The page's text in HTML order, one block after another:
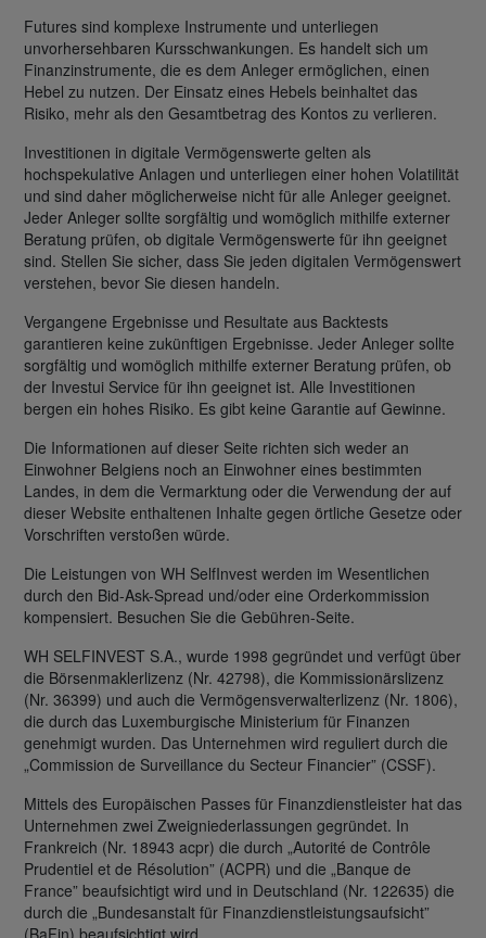
Futures sind komplexe Instrumente und unterliegen
unvorhersehbaren Kursschwankungen. Es handelt sich um
Finanzinstrumente, die es dem Anleger ermöglichen, einen
Hebel zu nutzen. Der Einsatz eines Hebels beinhaltet das
Risiko, mehr als den Gesamtbetrag des Kontos zu verlieren.
Investitionen in digitale Vermögenswerte gelten als
hochspekulative Anlagen und unterliegen einer hohen Volatilität
und sind daher möglicherweise nicht für alle Anleger geeignet.
Jeder Anleger sollte sorgfältig und womöglich mithilfe externer
Beratung prüfen, ob digitale Vermögenswerte für ihn geeignet
sind. Stellen Sie sicher, dass Sie jeden digitalen Vermögenswert
verstehen, bevor Sie diesen handeln.
Vergangene Ergebnisse und Resultate aus Backtests
garantieren keine zukünftigen Ergebnisse. Jeder Anleger sollte
sorgfältig und womöglich mithilfe externer Beratung prüfen, ob
der Investui Service für ihn geeignet ist. Alle Investitionen
bergen ein hohes Risiko. Es gibt keine Garantie auf Gewinne.
Die Informationen auf dieser Seite richten sich weder an
Einwohner Belgiens noch an Einwohner eines bestimmten
Landes, in dem die Vermarktung oder die Verwendung der auf
dieser Website enthaltenen Inhalte gegen örtliche Gesetze oder
Vorschriften verstoßen würde.
Die Leistungen von WH SelfInvest werden im Wesentlichen
durch den Bid-Ask-Spread und/oder eine Orderkommission
kompensiert. Besuchen Sie die Gebühren-Seite.
WH SELFINVEST S.A., wurde 1998 gegründet und verfügt über
die Börsenmaklerlizenz (Nr. 42798), die Kommissionärslizenz
(Nr. 36399) und auch die Vermögensverwalterlizenz (Nr. 1806),
die durch das Luxemburgische Ministerium für Finanzen
genehmigt wurden. Das Unternehmen wird reguliert durch die
„Commission de Surveillance du Secteur Financier” (CSSF).
Mittels des Europäischen Passes für Finanzdienstleister hat das
Unternehmen zwei Zweigniederlassungen gegründet. In
Frankreich (Nr. 18943 acpr) die durch „Autorité de Contrôle
Prudentiel et de Résolution” (ACPR) und die „Banque de
France” beaufsichtigt wird und in Deutschland (Nr. 122635) die
durch die „Bundesanstalt für Finanzdienstleistungsaufsicht”